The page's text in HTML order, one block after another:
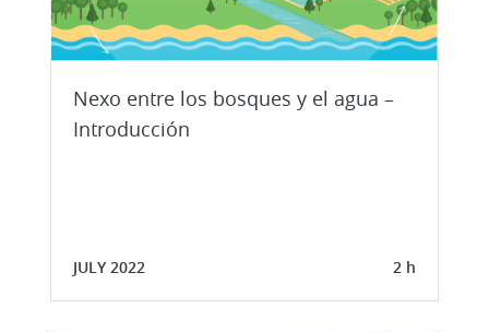
Nexo entre los bosques y el agua –
Introducción
JULY 2022 2 h